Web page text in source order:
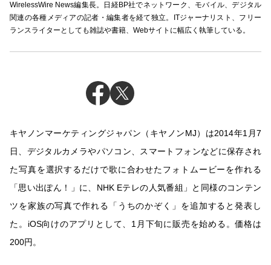
WirelessWire News編集長。日経BP社でネットワーク、モバイル、デジタル
関連の各種メディアの記者・編集者を経て独立。ITジャーナリスト、フリー
ランスライターとしても雑誌や書籍、Webサイトに幅広く執筆している。
キヤノンマーケティングジャパン（キヤノンMJ）は2014年1月7
日、デジタルカメラやパソコン、スマートフォンなどに保存され
た写真を選択するだけで歌に合わせたフォトムービーを作れる
「思い出ぽん！」に、NHK Eテレの人気番組」と同様のコンテン
ツを家族の写真で作れる「うちのかぞく」を追加すると発表し
た。iOS向けのアプリとして、1月下旬に販売を始める。価格は
200円。